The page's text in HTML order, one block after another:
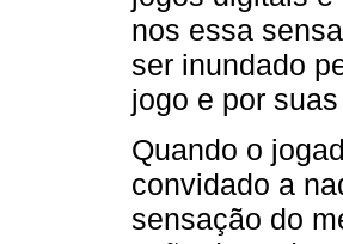
nos essa
ser inundado
jogo e por
Quando o
convidado a
sensação do